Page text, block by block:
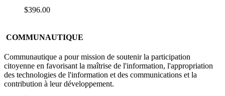
$396.00
COMMUNAUTIQUE
Communautique a pour mission de soutenir la participation
citoyenne en favorisant la maîtrise de l'information, l'appropriation
des technologies de l'information et des communications et la
contribution à leur développement.